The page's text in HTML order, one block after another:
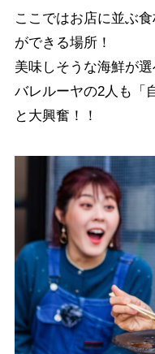
ここではお店に並ぶ
ができる場所！
美味しそうな海鮮が
バレルーヤの2人も「
と大興奮！！